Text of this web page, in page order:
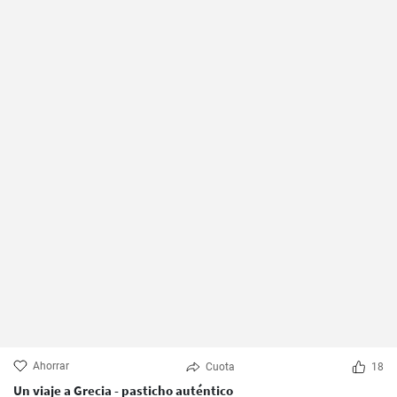
Ahorrar Cuota 18
Un viaje a Grecia - pasticho auténtico